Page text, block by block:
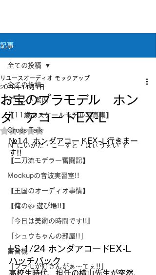
記事
全ての投稿
イベント案内
【11歳のスケールモデル写真集】
Cross Taik
Ｎ”にいがた・こーすと・はぃうぇい”Ｙ
【二刀流モデラー奮闘記】
Mockupの音波実習室!!
【王国のオーディオ事情】
【俺の👍 遊び場!!】
『今日は美術の時間です!!』
「シュウちゃんの部屋!!」
蓄音機
「プラモが好きんがぁ～てぇ!!」
全ての投稿
お宝のプラモデル ホン
ダ アコードEX-L
リユースオーディオ モックアップ
2019年11月1日
5つ星のうちNaNと評価されています。
№14  ホンダアコードEX-L行きまー
す!!
LS 1/24 ホンダアコードEX-L
ハッチバック
高校生時代、担任の横山先生が突然、